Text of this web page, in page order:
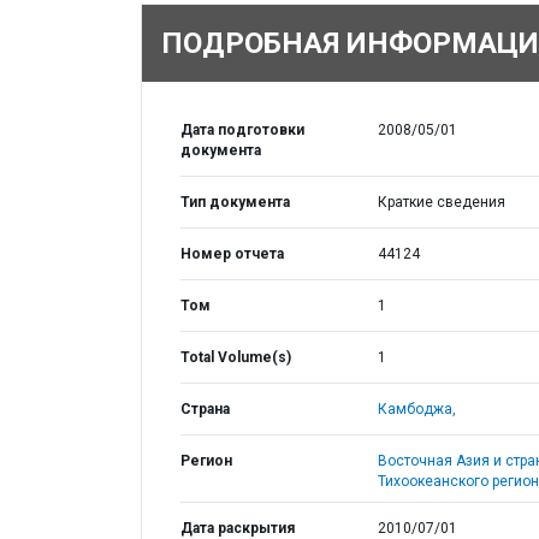
ПОДРОБНАЯ
Дата подготовки
документа
2008/05/01
Тип документа Краткие сведения
Номер отчета 44124
Том 1
Total Volume(s) 1
Страна Камбоджа,
Регион
Восточная Азия и
Тихоокеанского
Дата раскрытия
2010/07/01